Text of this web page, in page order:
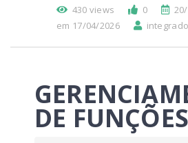
430 views 0
em 17/04/2026
DE FUNÇÕES